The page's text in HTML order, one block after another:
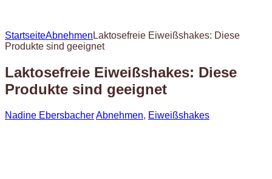
StartseiteAbnehmen Laktosefreie Eiweißshakes: Diese
Produkte sind geeignet
Laktosefreie Eiweißshakes: Diese
Produkte sind geeignet
Nadine EbersbacherAbnehmen, Eiweißshakes